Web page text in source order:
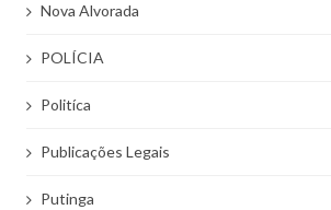
Nova Alvorada
POLÍCIA
Politíca
Publicações Legais
Putinga